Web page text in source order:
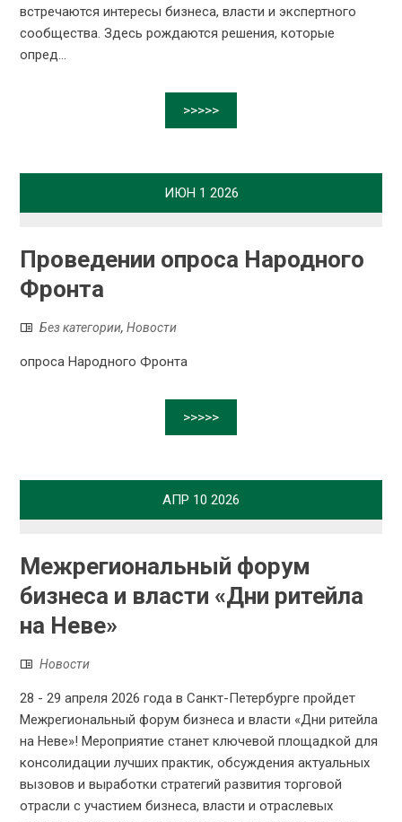
встречаются интересы бизнеса, власти и экспертного
сообщества. Здесь рождаются решения, которые
опред...
>>>>>
ИЮН 1 2026
Проведении опроса Народного
Фронта
Без категории,Новости
опроса Народного Фронта
>>>>>
АПР 10 2026
Межрегиональный форум
бизнеса и власти «Дни ритейла
на Неве»
Новости
28 - 29 апреля 2026 года в Санкт-Петербурге пройдет
Межрегиональный форум бизнеса и власти «Дни ритейла
на Неве»! Мероприятие станет ключевой площадкой для
консолидации лучших практик, обсуждения актуальных
вызовов и выработки стратегий развития торговой
отрасли с участием бизнеса, власти и отраслевых